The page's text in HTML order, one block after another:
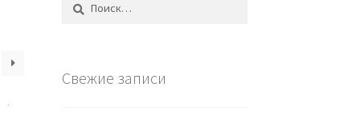
Свежие записи